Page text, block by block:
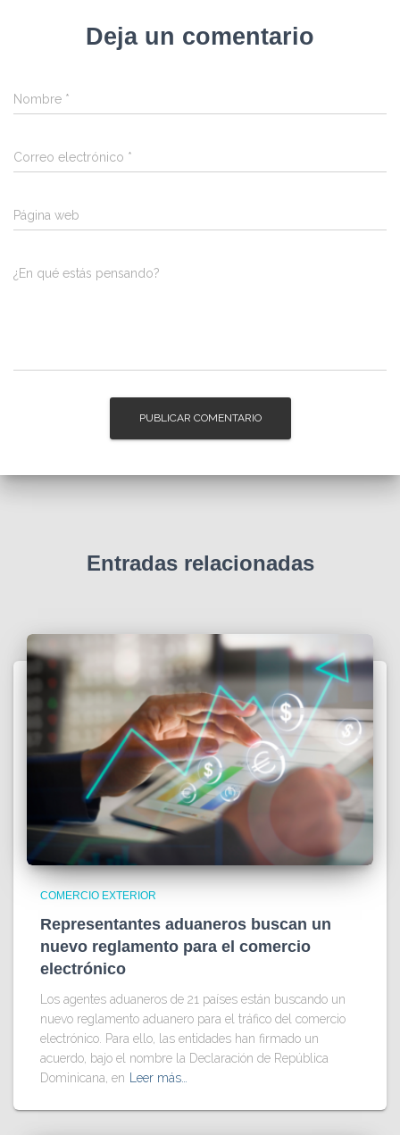
Deja un comentario
Nombre *
Correo electrónico *
Página web
¿En qué estás pensando?
Entradas relacionadas
COMERCIO EXTERIOR
Representantes aduaneros buscan un
nuevo reglamento para el comercio
electrónico
Los agentes aduaneros de 21 países están buscando un
nuevo reglamento aduanero para el tráfico del comercio
electrónico. Para ello, las entidades han firmado un
acuerdo, bajo el nombre la Declaración de República
Dominicana, en
Leer más…